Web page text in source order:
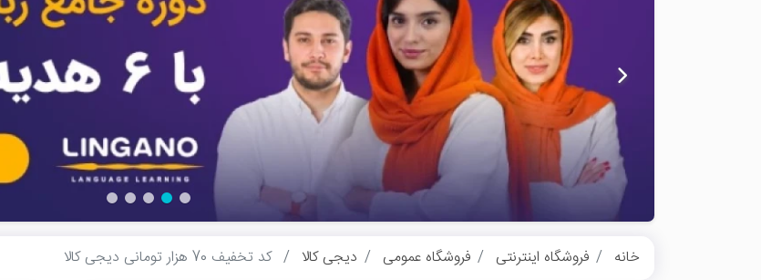
خانه فروشگاه اینترنتی فروشگاه عمومی دیجی کالا کد تخفیف 70 هزار تومانی دیجی کالا